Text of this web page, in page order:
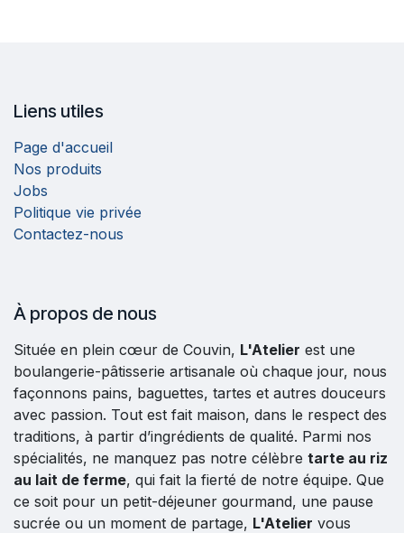
Liens utiles
Page d'accueil
Nos produits
Jobs
Politique vie privée
Contactez-nous
À propos de nous
Située en plein cœur de Couvin, L'Atelier est une
boulangerie-pâtisserie artisanale où chaque jour, nous
façonnons pains, baguettes, tartes et autres douceurs
avec passion. Tout est fait maison, dans le respect des
traditions, à partir d’ingrédients de qualité. Parmi nos
spécialités, ne manquez pas notre célèbre tarte au riz
au lait de ferme, qui fait la fierté de notre équipe. Que
ce soit pour un petit-déjeuner gourmand, une pause
sucrée ou un moment de partage, L'Atelier vous